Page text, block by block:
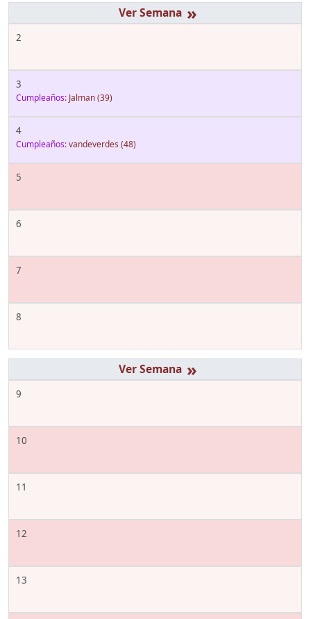
»
2
3
Cumpleaños: Jalman(39)
4
Cumpleaños:vandeverdes (48)
5
6
7
8
»
9
10
11
12
13